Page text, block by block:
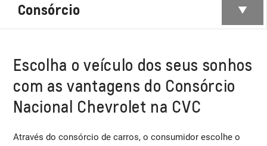
Consórcio
Escolha o veículo dos seus sonhos
com as vantagens do Consórcio
Nacional Chevrolet na CVC
Através do consórcio de carros, o consumidor escolhe o